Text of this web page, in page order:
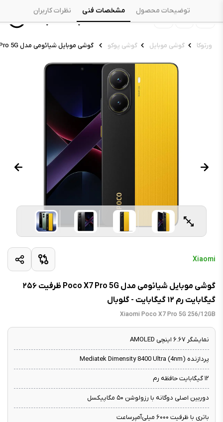
ورتوکا گوشی موبایل گوشی پوکو گوشی موبایل شیائومی مدل Poco X7 Pro 5G ظرفیت ۲۵۶ گیگابایت رم ۱۲ گیگابایت - گلوبال
Xiaomi
گوشی موبایل شیائومی مدل Poco X7 Pro 5G ظرفیت ۲۵۶
گیگابایت رم ۱۲ گیگابایت - گلوبال
Xiaomi Poco X7 Pro 5G 256/12GB
نمایشگر ۶.۶۷ اینچی AMOLED
پردازنده Mediatek Dimensity 8400 Ultra (4nm)
۱۲ گیگابایت حافظه رم
دوربین اصلی دوگانه با رزولوشن ۵۰ مگاپیکسل
باتری با ظرفیت ۶۰۰۰ میلی‌آمپرساعت
توضیحات محصول مشخصات فنی نظرات کاربران